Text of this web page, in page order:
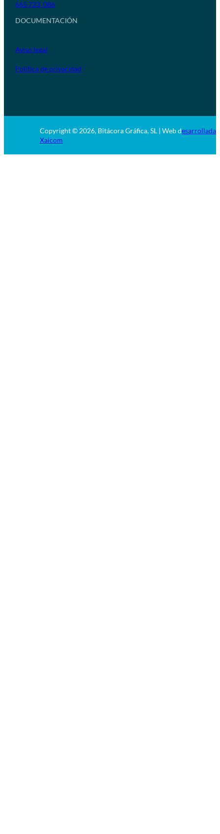
665 723 086
DOCUMENTACIÓN
Aviso legal
Política de privacidad
Copyright © 2026, Bitácora Gráfica, SL | Web desarrollada
Xaicom